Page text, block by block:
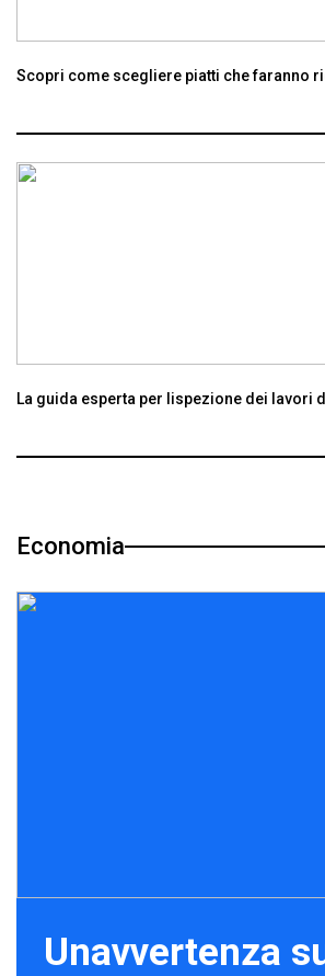
Scopri come scegliere piatti che faranno
La guida esperta per lispezione dei lavori
Economia
Unavvertenza